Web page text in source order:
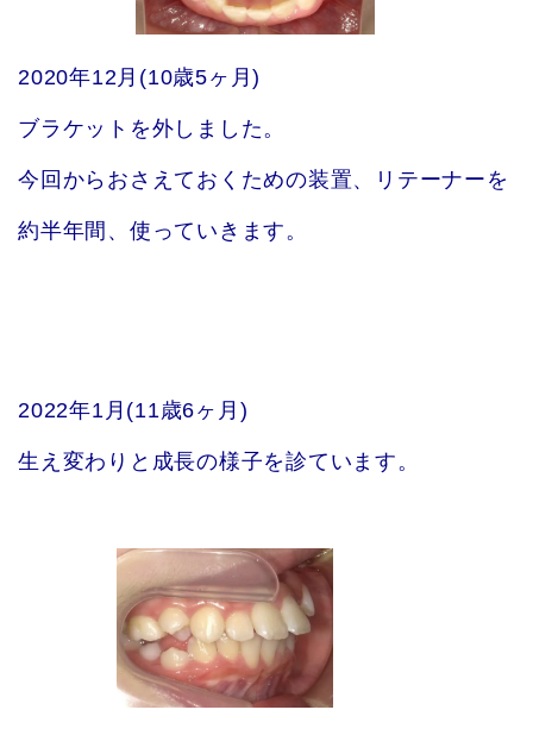
2020年12月(10歳5ヶ月)
ブラケットを外しました。
今回からおさえておくための装置、リテーナーを
約半年間、使っていきます。
2022年1月(11歳6ヶ月)
生え変わりと成長の様子を診ています。